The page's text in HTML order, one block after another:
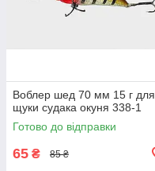
Воблер шед 70 мм 15 г для
щуки судака окуня 338-1
Готово до відправки
65 ₴ 85 ₴